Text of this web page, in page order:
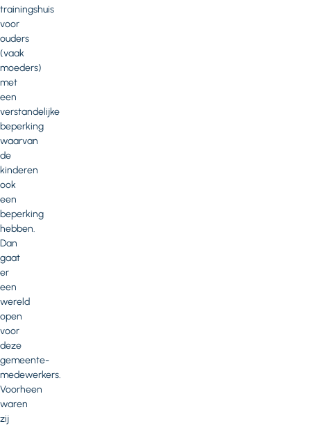
trainingshuis
voor
ouders
(vaak
moeders)
met
een
verstandelijke
beperking
waarvan
de
kinderen
ook
een
beperking
hebben.
Dan
gaat
er
een
wereld
open
voor
deze
gemeente-
medewerkers.
Voorheen
waren
zij